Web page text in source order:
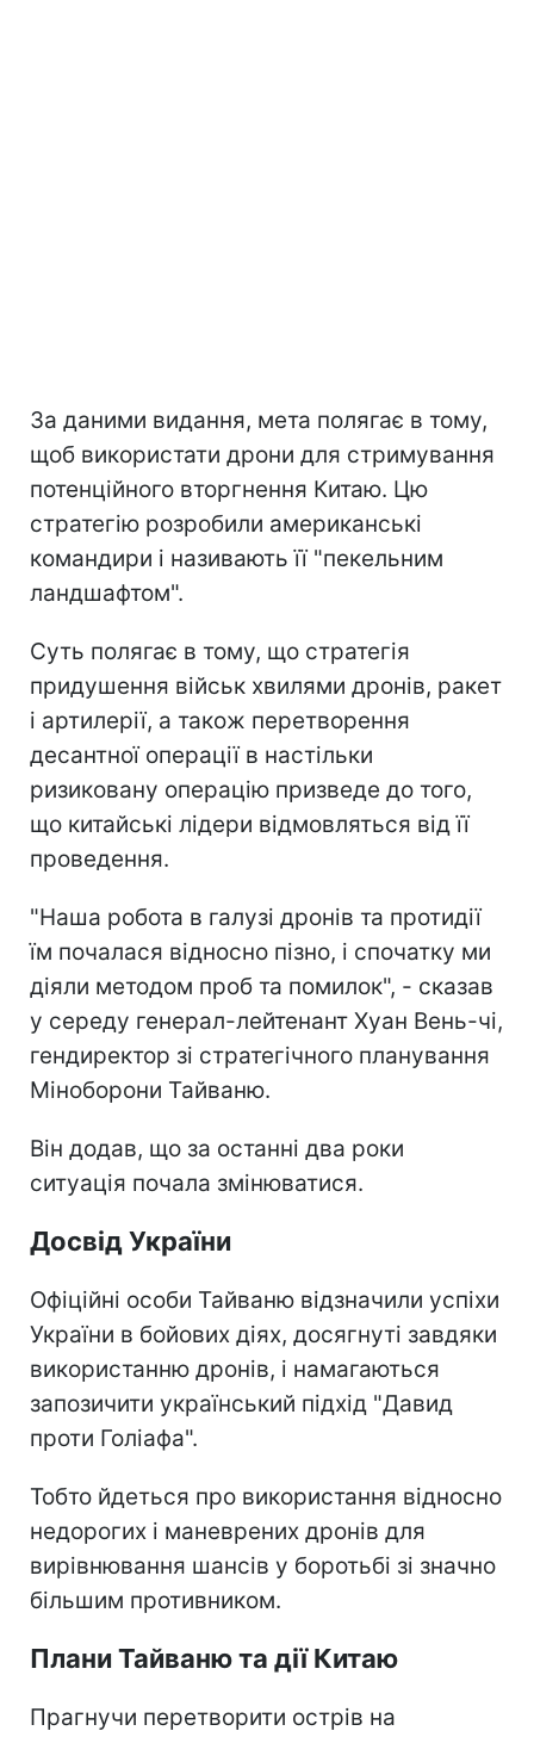
За даними видання, мета полягає в тому,
щоб використати дрони для стримування
потенційного вторгнення Китаю. Цю
стратегію розробили американські
командири і називають її "пекельним
ландшафтом".
Суть полягає в тому, що стратегія
придушення військ хвилями дронів, ракет
і артилерії, а також перетворення
десантної операції в настільки
ризиковану операцію призведе до того,
що китайські лідери відмовляться від її
проведення.
"Наша робота в галузі дронів та протидії
їм почалася відносно пізно, і спочатку ми
діяли методом проб та помилок", - сказав
у середу генерал-лейтенант Хуан Вень-чі,
гендиректор зі стратегічного планування
Міноборони Тайваню.
Він додав, що за останні два роки
ситуація почала змінюватися.
Досвід України
Офіційні особи Тайваню відзначили успіхи
України в бойових діях, досягнуті завдяки
використанню дронів, і намагаються
запозичити український підхід "Давид
проти Голіафа".
Тобто йдеться про використання відносно
недорогих і маневрених дронів для
вирівнювання шансів у боротьбі зі значно
більшим противником.
Плани Тайваню та дії Китаю
Прагнучи перетворити острів на